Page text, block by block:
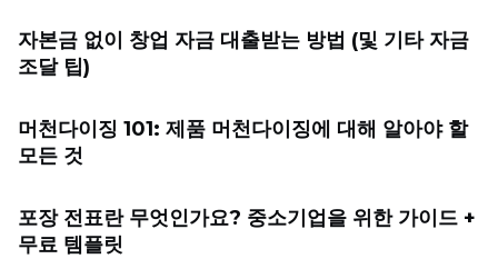
자본금 없이 창업 자금 대출받는 방법 (및 기타 자금
조달 팁)
머천다이징 101: 제품 머천다이징에 대해 알아야 할
모든 것
포장 전표란 무엇인가요? 중소기업을 위한 가이드 +
무료 템플릿